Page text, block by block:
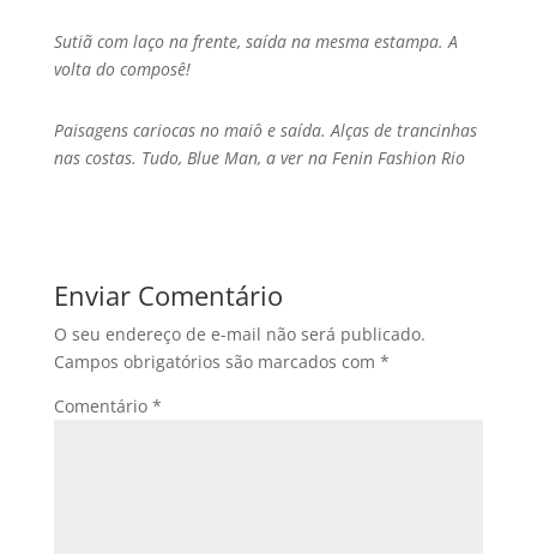
Sutiã com laço na frente, saí­da na mesma estampa. A
volta do composê!
Paisagens cariocas no maiô e saí­da. Alças de trancinhas
nas costas. Tudo, Blue Man, a ver na Fenin Fashion Rio
Enviar Comentário
O seu endereço de e-mail não será publicado.
Campos obrigatórios são marcados com *
Comentário *